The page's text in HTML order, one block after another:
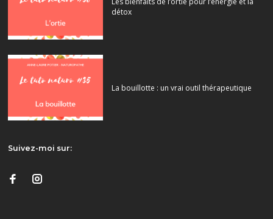
détox
La bouillotte : un vrai outil thérapeutique
Suivez-moi sur: